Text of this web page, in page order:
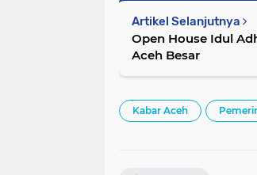
Artikel Selanjutnya
Open House Idul
Aceh Besar
Kabar Aceh